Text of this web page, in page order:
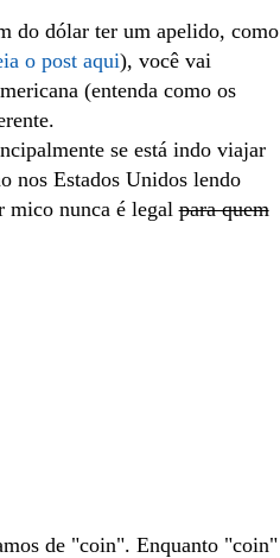
do dólar ter um apelido, como
o post aqui), você vai
(entenda como os
se está indo viajar
nos Estados Unidos lendo
mico nunca é legalpara quem
de "coin". Enquanto "coin"